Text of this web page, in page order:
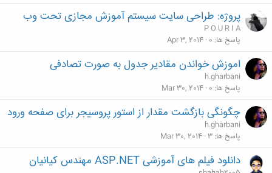
پروژه: طراحی سایت سیستم آموزش مجازی تحت وب
P O U R I A
پاسخ ها 0
Apr 3, 2014
اموزش خواندن مقادیر جدول به صورت تصادفی
h.gharbani
پاسخ ها 0
Mar 30, 2014
چگونگی بازگشت مقدار از استور پروسیجر برای صفحه ورود
h.gharbani
پاسخ ها 3
Mar 30, 2014
دانلود فیلم های آموزشی ASP.NET مهندس کیانیان